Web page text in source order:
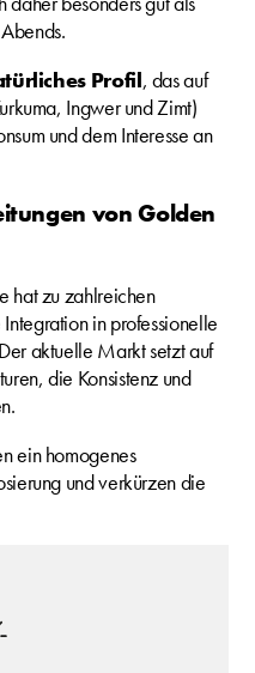
Profil, das auf
Ingwer und Zimt)
und dem Interesse an
von Golden
hat zu zahlreichen
in professionelle
aktuelle Markt setzt auf
die Konsistenz und
ein homogenes
und verkürzen die